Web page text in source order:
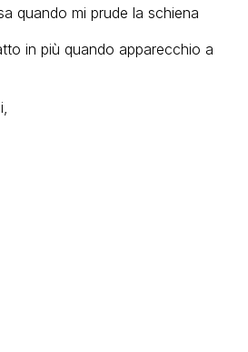
quando mi prude la schiena
in più quando apparecchio a